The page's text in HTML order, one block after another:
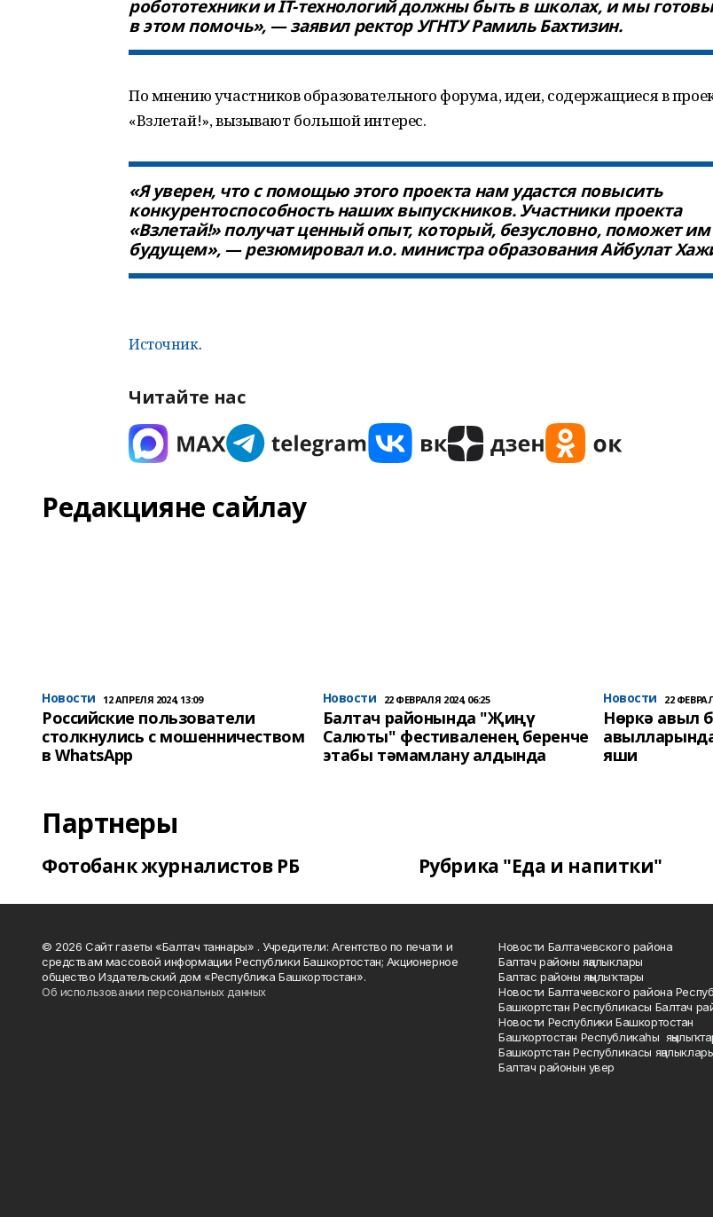
робототехники и IT-технологий должны быть в школах, и мы
в этом помочь», — заявил ректор УГНТУ Рамиль Бахтизин.
По мнению участников образовательного форума, идеи, содержащиеся в
«Взлетай!», вызывают большой интерес.
«Я уверен, что с помощью этого проекта нам удастся повысить
конкурентоспособность наших выпускников. Участники проекта
«Взлетай!» получат ценный опыт, который, безусловно, поможет
будущем», — резюмировал и.о. министра образования Айбулат
Источник.
Читайте нас
Редакцияне сайлау
Новости 12 АПРЕЛЯ 2024, 13:09
Российские пользователи
столкнулись с мошенничеством
в WhatsApp
Новости 22 ФЕВРАЛЯ 2024, 06:25
Балтач районында "Җиңү
Салюты" фестиваленең беренче
этабы тәмамлану алдында
Новости 22
Нөркә авыл
яши
Партнеры
Фотобанк журналистов РБ Рубрика "Еда и напитки"
© 2026 Сайт газеты «Балтач таннары» . Учредители: Агентство по печати и
средствам массовой информации Республики Башкортостан; Акционерное
общество Издательский дом «Республика Башкортостан».
Об использовании персональных данных
Новости Балтачевского района
Балтач районы яңалыклары
Балтас районы яңылыҡтары
Новости Балтачевского района
Башкортстан Республикасы Балтач
Новости Республики Башкортостан
Башҡортостан Республикаһы
Башкортстан Республикасы
Балтач районын увер